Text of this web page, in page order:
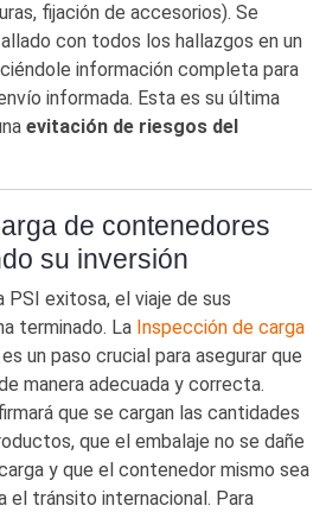
fijación de accesorios). Se
con todos los hallazgos en un
información completa para
informada. Esta es su última
evitación de riesgos del
de contenedores
su inversión
PSI exitosa, el viaje de sus
terminado. La Inspección de carga
es un paso crucial para asegurar que
manera adecuada y correcta.
que se cargan las cantidades
que el embalaje no se dañe
y que el contenedor mismo sea
el tránsito internacional. Para